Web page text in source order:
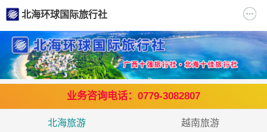
北海环球国际旅行社
业务咨询电话：0779-3082807
北海旅游 越南旅游